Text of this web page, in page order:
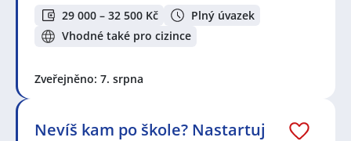
29 000 – 32 500 Kč
Plný úvazek
Vhodné také pro cizince
Zveřejněno: 7. srpna
Nevíš kam po škole? Nastartuj